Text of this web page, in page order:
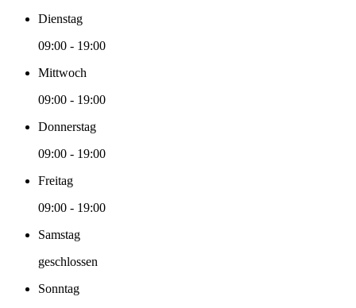
Dienstag
09:00 - 19:00
Mittwoch
09:00 - 19:00
Donnerstag
09:00 - 19:00
Freitag
09:00 - 19:00
Samstag
geschlossen
Sonntag